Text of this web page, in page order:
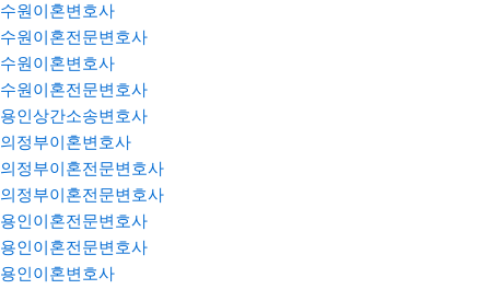
수원이혼변호사
수원이혼전문변호사
수원이혼변호사
수원이혼전문변호사
용인상간소송변호사
의정부이혼변호사
의정부이혼전문변호사
의정부이혼전문변호사
용인이혼전문변호사
용인이혼전문변호사
용인이혼변호사